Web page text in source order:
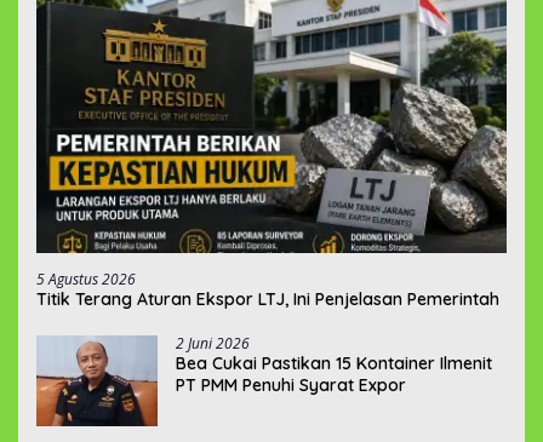
5 Agustus 2026
Titik Terang Aturan Ekspor LTJ, Ini Penjelasan Pemerintah
2 Juni 2026
‎Bea Cukai Pastikan 15 Kontainer Ilmenit
PT PMM Penuhi Syarat Expor